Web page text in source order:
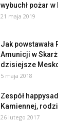
wybuchł pożar w
21 maja 2019
Jak powstawała
Amunicji w
dzisiejsze
5 maja 2018
Zespół
Kamiennej,
26 lutego 2017